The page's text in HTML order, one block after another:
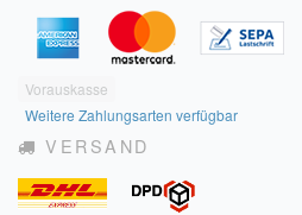
Vorauskasse
Weitere Zahlungsarten verfügbar
VERSAND